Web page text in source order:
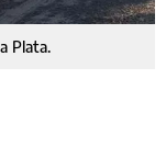
Plata.